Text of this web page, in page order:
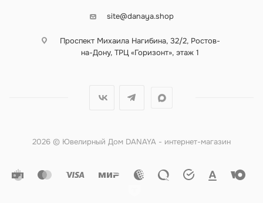
site@danaya.shop
Проспект Михаила Нагибина, 32/2, Ростов-
на-Дону, ТРЦ «Горизонт», этаж 1
2026 © Ювелирный Дом DANAYA - интернет-магазин